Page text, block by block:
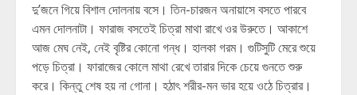
দু’জনে গিয়ে বিশাল দোলনায় বসে। তিন-চারজন অনায়াসে বসতে পারবে
এমন দোলনাটা। ফারাজ বসতেই চিত্রা মাথা রাখে ওর উরুতে। আকাশে
আজ মেঘ নেই, নেই বৃষ্টির কোনো গন্ধ। হালকা গরম। গুটিসুটি মেরে শুয়ে
পড়ে চিত্রা। ফারাজের কোলে মাথা রেখে তারার দিকে চেয়ে গুনতে শুরু
করে। কিন্তু শেষ হয় না গোনা। হঠাৎ শরীর-মন ভার হয়ে ওঠে চিত্রার।